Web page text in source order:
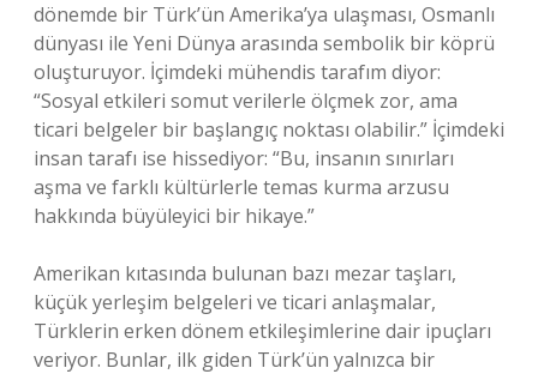
dönemde bir Türk’ün Amerika’ya ulaşması, Osmanlı
dünyası ile Yeni Dünya arasında sembolik bir köprü
oluşturuyor. İçimdeki mühendis tarafım diyor:
“Sosyal etkileri somut verilerle ölçmek zor, ama
ticari belgeler bir başlangıç noktası olabilir.” İçimdeki
insan tarafı ise hissediyor: “Bu, insanın sınırları
aşma ve farklı kültürlerle temas kurma arzusu
hakkında büyüleyici bir hikaye.”
Amerikan kıtasında bulunan bazı mezar taşları,
küçük yerleşim belgeleri ve ticari anlaşmalar,
Türklerin erken dönem etkileşimlerine dair ipuçları
veriyor. Bunlar, ilk giden Türk’ün yalnızca bir